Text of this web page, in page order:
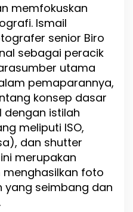
t
o
g
a
f
i
a
n
P
e
s
R
e
l
memfokuskan
Ismail
senior Biro
sebagai peracik
utama
pemaparannya,
konsep dasar
istilah
meliputi ISO,
dan shutter
merupakan
foto
yang seimbang dan